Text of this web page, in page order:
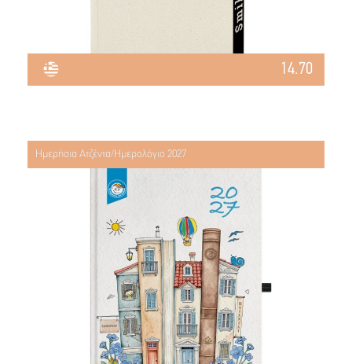
14.70
Ημερήσια Ατζέντα/Ημερολόγιο 2027